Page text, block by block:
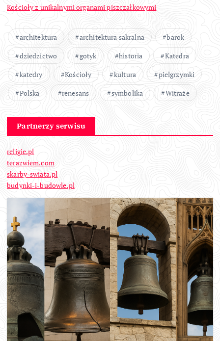
Kościoły z unikalnymi organami piszczałkowymi
architektura architektura sakralna
barok
dziedzictwo
gotyk historia
Katedra
katedry
Kościoły kultura
pielgrzymki
Polska
renesans symbolika Witraże
Partnerzy serwisu
religie.pl
terazwiem.com
skarby-swiata.pl
budynki-i-budowle.pl